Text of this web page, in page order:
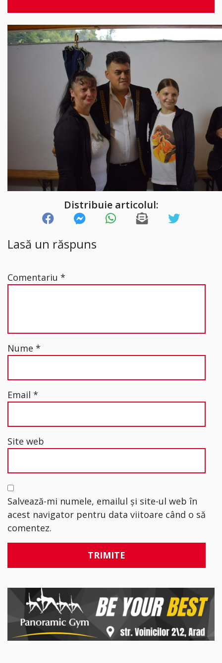
Distribuie articolul:
Lasă un răspuns
Comentariu *
Nume *
Email *
Site web
Salvează-mi numele, emailul și site-ul web în
acest navigator pentru data viitoare când o să
comentez.